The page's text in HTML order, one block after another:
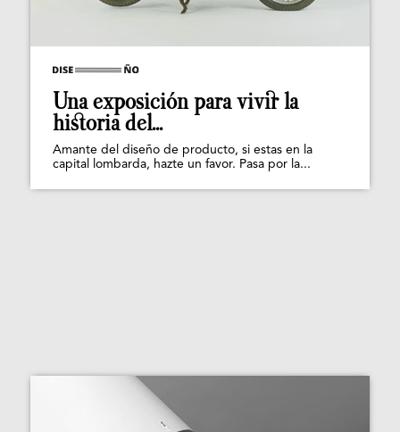
Una exposición para vivir la
historia del...
Amante del diseño de producto, si estas en la
capital lombarda, hazte un favor. Pasa por la...